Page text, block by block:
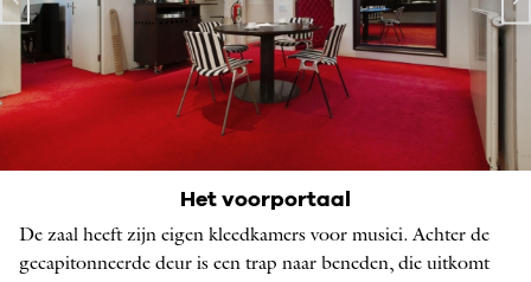
Achter de schermen bij de Kleine Zaal
DE RUIMTE TUSSEN DE KLEEDKAMERS, FOTO: HANS
Het voorportaal
De zaal heeft zijn eigen kleedkamers voor musici. Achter de
gecapitonneerde deur is een trap naar beneden, die uitkomt